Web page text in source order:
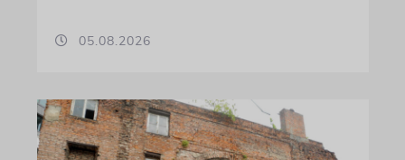
05.08.2026